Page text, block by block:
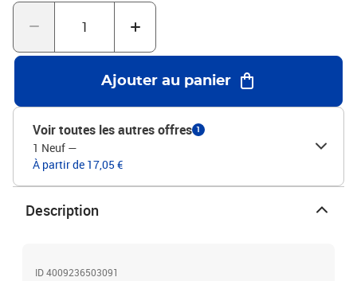
Ajouter au panier
Voir toutes les autres offres 1
1 Neuf —
À partir de 17,05 €
Description
ID 4009236503091